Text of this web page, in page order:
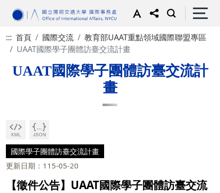
::: 首頁 國際交流
教育部UAAT重點領域國際聯盟專區
UAAT國際學子團體訪臺交流計畫
UAAT國際學子團體訪臺交流計
畫
國際學子團體訪臺交流計畫
更新日期：115-05-20
【徵件公告】UAAT國際學子團體訪臺交流